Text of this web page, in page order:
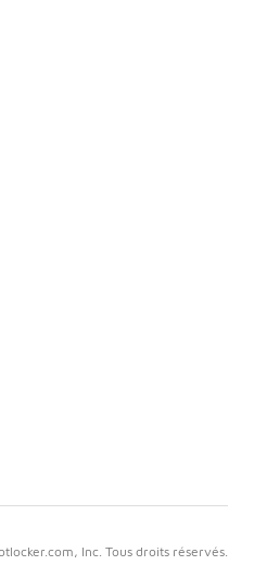
Inc. Tous droits réservés.